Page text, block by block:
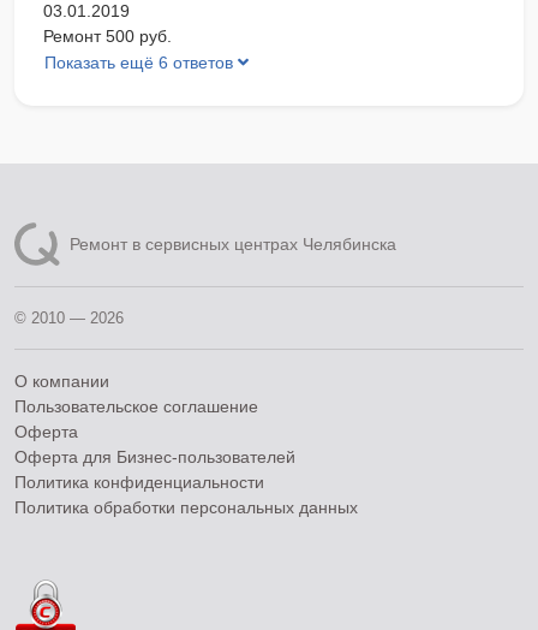
03.01.2019
Ремонт 500 руб.
Показать ещё 6 ответов
Ремонт в сервисных центрах Челябинска
© 2010 — 2026
О компании
Пользовательское соглашение
Оферта
Оферта для Бизнес-пользователей
Политика конфиденциальности
Политика обработки персональных данных